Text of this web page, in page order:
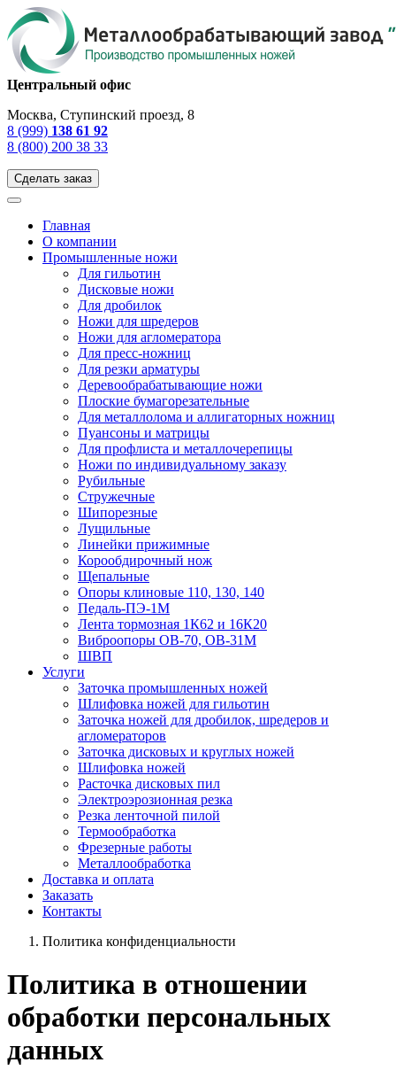
Центральный офис
Москва, Ступинский проезд, 8
8 (999) 138 61 92
8 (800) 200 38 33
Сделать заказ
Главная
О компании
Промышленные ножи
Для гильотин
Дисковые ножи
Для дробилок
Ножи для шредеров
Ножи для агломератора
Для пресс-ножниц
Для резки арматуры
Деревообрабатывающие ножи
Плоские бумагорезательные
Для металлолома и аллигаторных ножниц
Пуансоны и матрицы
Для профлиста и металлочерепицы
Ножи по индивидуальному заказу
Рубильные
Стружечные
Шипорезные
Лущильные
Линейки прижимные
Корообдирочный нож
Щепальные
Опоры клиновые 110, 130, 140
Педаль-ПЭ-1М
Лента тормозная 1К62 и 16К20
Виброопоры OB-70, OB-31M
ШВП
Услуги
Заточка промышленных ножей
Шлифовка ножей для гильотин
Заточка ножей для дробилок, шредеров и
агломераторов
Заточка дисковых и круглых ножей
Шлифовка ножей
Расточка дисковых пил
Электроэрозионная резка
Резка ленточной пилой
Термообработка
Фрезерные работы
Металлообработка
Доставка и оплата
Заказать
Контакты
Политика конфиденциальности
Политика в отношении
обработки персональных
данных